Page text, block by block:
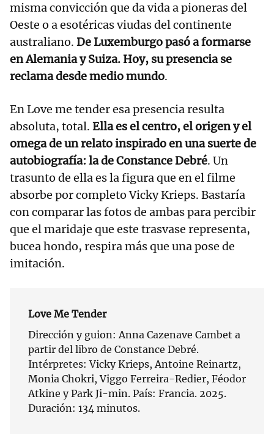
misma convicción que da vida a pioneras del
Oeste o a esotéricas viudas del continente
australiano. De Luxemburgo pasó a formarse
en Alemania y Suiza. Hoy, su presencia se
reclama desde medio mundo.
En Love me tender esa presencia resulta
absoluta, total. Ella es el centro, el origen y el
omega de un relato inspirado en una suerte de
autobiografía: la de Constance Debré. Un
trasunto de ella es la figura que en el filme
absorbe por completo Vicky Krieps. Bastaría
con comparar las fotos de ambas para percibir
que el maridaje que este trasvase representa,
bucea hondo, respira más que una pose de
imitación.
Love Me Tender
Dirección y guion: Anna Cazenave Cambet a
partir del libro de Constance Debré.
Intérpretes: Vicky Krieps, Antoine Reinartz,
Monia Chokri, Viggo Ferreira-Redier, Féodor
Atkine y Park Ji-min. País: Francia. 2025.
Duración: 134 minutos.